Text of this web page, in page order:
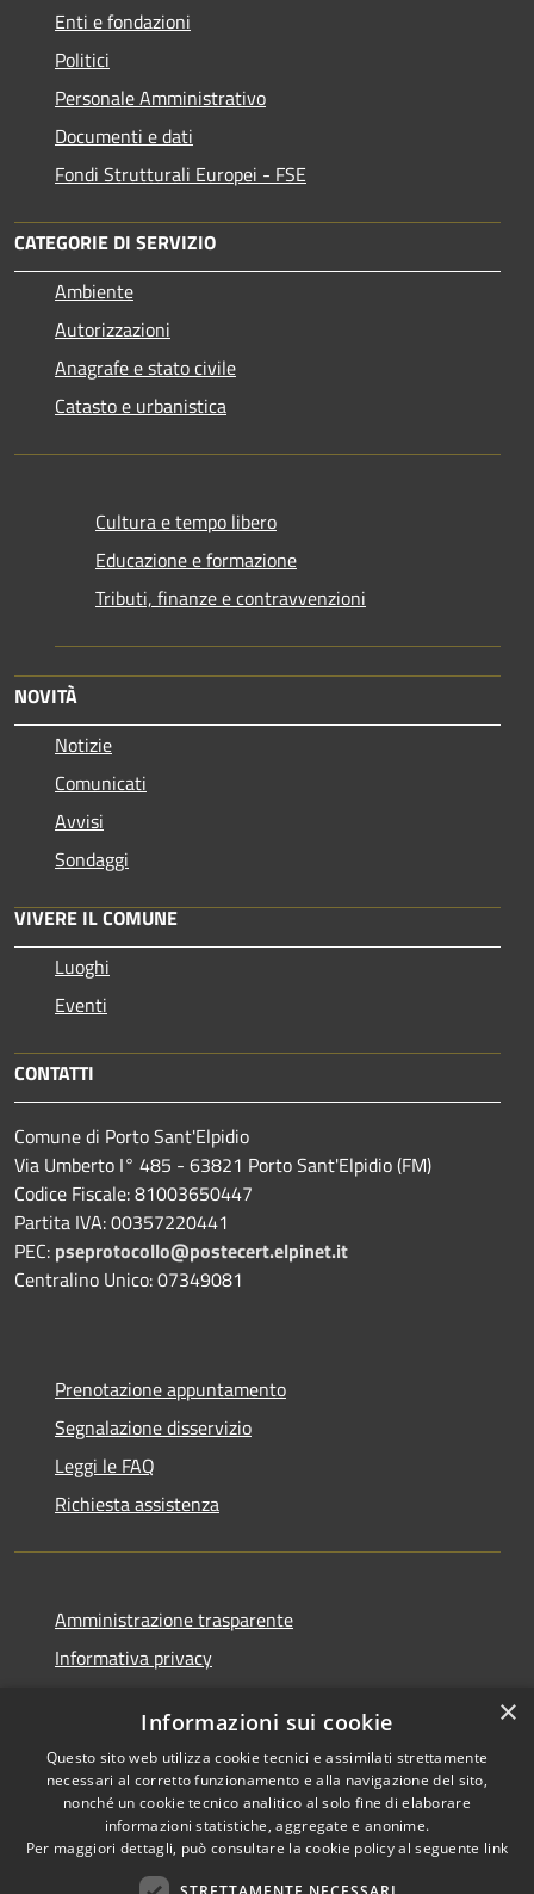
Enti e fondazioni
Politici
Personale Amministrativo
Documenti e dati
Fondi Strutturali Europei - FSE
CATEGORIE DI SERVIZIO
Ambiente
Autorizzazioni
Anagrafe e stato civile
Catasto e urbanistica
Cultura e tempo libero
Educazione e formazione
Tributi, finanze e contravvenzioni
NOVITÀ
Notizie
Comunicati
Avvisi
Sondaggi
VIVERE IL COMUNE
Luoghi
Eventi
CONTATTI
Comune di Porto Sant'Elpidio
Via Umberto I° 485 - 63821 Porto Sant'Elpidio (FM)
Codice Fiscale: 81003650447
Partita IVA: 00357220441
PEC: pseprotocollo@postecert.elpinet.it
Centralino Unico: 07349081
Prenotazione appuntamento
Segnalazione disservizio
Leggi le FAQ
Richiesta assistenza
Amministrazione trasparente
Informativa privacy
Dichiarazione di accessibilità
Piano di miglioramento
×
Informazioni sui cookie
Questo sito web utilizza cookie tecnici e assimilati strettamente
necessari al corretto funzionamento e alla navigazione del sito,
nonché un cookie tecnico analitico al solo fine di elaborare
informazioni statistiche, aggregate e anonime.
Per maggiori dettagli, può consultare la cookie policy al seguente link